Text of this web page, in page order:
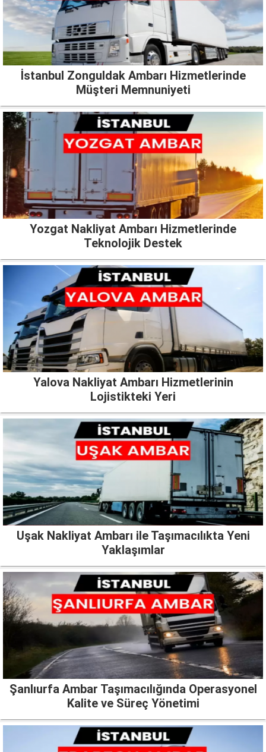
İstanbul Zonguldak Ambarı Hizmetlerinde
Müşteri Memnuniyeti
Yozgat Nakliyat Ambarı Hizmetlerinde
Teknolojik Destek
Yalova Nakliyat Ambarı Hizmetlerinin
Lojistikteki Yeri
Uşak Nakliyat Ambarı ile Taşımacılıkta Yeni
Yaklaşımlar
Şanlıurfa Ambar Taşımacılığında Operasyonel
Kalite ve Süreç Yönetimi